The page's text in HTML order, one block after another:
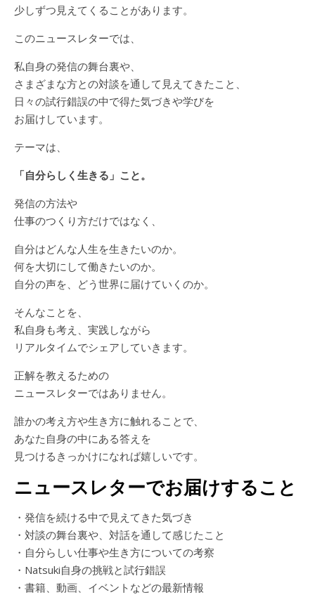
少しずつ見えてくることがあります。
このニュースレターでは、
私自身の発信の舞台裏や、
さまざまな方との対談を通して見えてきたこと、
日々の試行錯誤の中で得た気づきや学びを
お届けしています。
テーマは、
「自分らしく生きる」こと。
発信の方法や
仕事のつくり方だけではなく、
自分はどんな人生を生きたいのか。
何を大切にして働きたいのか。
自分の声を、どう世界に届けていくのか。
そんなことを、
私自身も考え、実践しながら
リアルタイムでシェアしていきます。
正解を教えるための
ニュースレターではありません。
誰かの考え方や生き方に触れることで、
あなた自身の中にある答えを
見つけるきっかけになれば嬉しいです。
ニュースレターでお届けすること
・発信を続ける中で見えてきた気づき
・対談の舞台裏や、対話を通して感じたこと
・自分らしい仕事や生き方についての考察
・Natsuki自身の挑戦と試行錯誤
・書籍、動画、イベントなどの最新情報